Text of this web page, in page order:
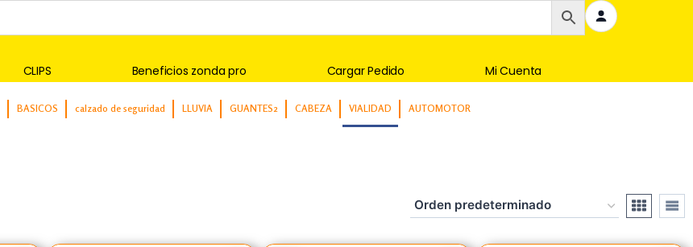
CLIPS Beneficios zonda pro Cargar Pedido Mi Cuenta
BASICOS calzado de seguridad LLUVIA GUANTES2 CABEZA VIALIDAD AUTOMOTOR